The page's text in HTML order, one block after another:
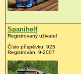
Spanihelf
Registrovaný uživatel
Číslo příspěvku: 925
Registrován: 9-2007